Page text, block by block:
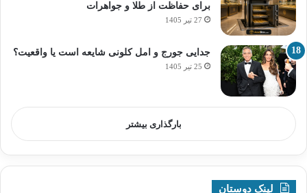
برای حفاظت از طلا و جواهرات
27 تیر 1405
جدایی جورج و امل کلونی شایعه است یا واقعیت؟
25 تیر 1405
بارگذاری بیشتر
لینک دوستان